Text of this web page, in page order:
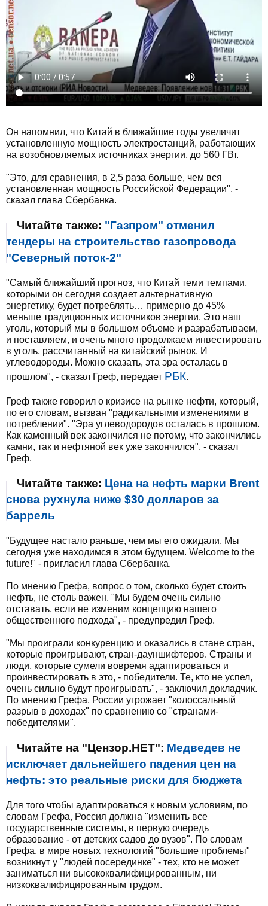
Он напомнил, что Китай в ближайшие годы увеличит
установленную мощность электростанций, работающих
на возобновляемых источниках энергии, до 560 ГВт.
"Это, для сравнения, в 2,5 раза больше, чем вся
установленная мощность Российской Федерации", -
сказал глава Сбербанка.
Читайте также: "Газпром" отменил
тендеры на строительство газопровода
"Северный поток-2"
"Самый ближайший прогноз, что Китай теми темпами,
которыми он сегодня создает альтернативную
энергетику, будет потреблять… примерно до 45%
меньше традиционных источников энергии. Это наш
уголь, который мы в большом объеме и разрабатываем,
и поставляем, и очень много продолжаем инвестировать
в уголь, рассчитанный на китайский рынок. И
углеводороды. Можно сказать, эта эра осталась в
прошлом", - сказал Греф, передает РБК.
Греф также говорил о кризисе на рынке нефти, который,
по его словам, вызван "радикальными изменениями в
потреблении". "Эра углеводородов осталась в прошлом.
Как каменный век закончился не потому, что закончились
камни, так и нефтяной век уже закончился", - сказал
Греф.
Читайте также: Цена на нефть марки Brent
снова рухнула ниже $30 долларов за
баррель
"Будущее настало раньше, чем мы его ожидали. Мы
сегодня уже находимся в этом будущем. Welcome to the
future!" - пригласил глава Сбербанка.
По мнению Грефа, вопрос о том, сколько будет стоить
нефть, не столь важен. ​"Мы будем очень сильно
отставать, если не изменим концепцию нашего
общественного подхода", - предупредил Греф.
"Мы проиграли конкуренцию и оказались в стане стран,
которые проигрывают, стран-дауншифтеров. Страны и
люди, которые сумели вовремя адаптироваться и
проинвестировать в это, - победители. Те, кто не успел,
очень сильно будут проигрывать", - заключил докладчик.
По мнению Грефа, России угрожает "колоссальный
разрыв в доходах" по сравнению со "странами-
победителями".
Читайте на "Цензор.НЕТ": Медведев не
исключает дальнейшего падения цен на
нефть: это реальные риски для бюджета
​Для того чтобы адаптироваться к новым условиям, по
словам Грефа, Россия должна "изменить все
государственные системы, в первую очередь
образование - от детских садов до вузов".​ По словам
Грефа, в мире новых технологий "большие проблемы"
возникнут у "людей посерединке" - тех, кто не может
заниматься ни высококвалифицированным, ни
низкоквалифицированным трудом.